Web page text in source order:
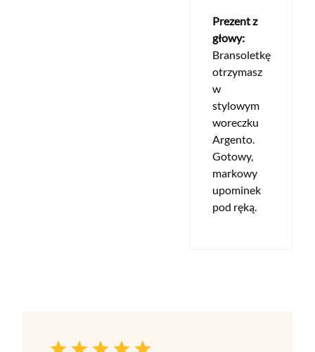
Prezent z
głowy:
Bransoletkę
otrzymasz
w
stylowym
woreczku
Argento.
Gotowy,
markowy
upominek
pod ręką.